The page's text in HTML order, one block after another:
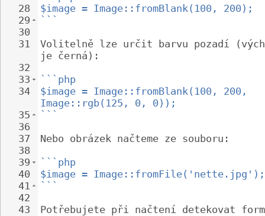
28
29
30
31
32
33
34
35
36
37
38
39
40
41
42
43
$image = Image::fromBlank(100, 200);
```
Volitelně lze určit barvu pozadí
je černá):
```php
$image = Image::fromBlank(100, 200,
Image::rgb(125, 0, 0));
```
Nebo obrázek načteme ze souboru:
```php
$image = Image::fromFile('nette.jpg');
```
Potřebujete při načtení detekovat